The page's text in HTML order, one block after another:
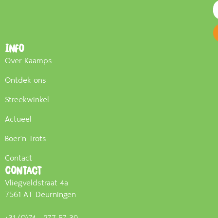
Info
Over Kaamps
Ontdek ons
Streekwinkel
Actueel
Boer'n Trots
Contact
Contact
Vliegveldstraat 4a
7561 AT Deurningen